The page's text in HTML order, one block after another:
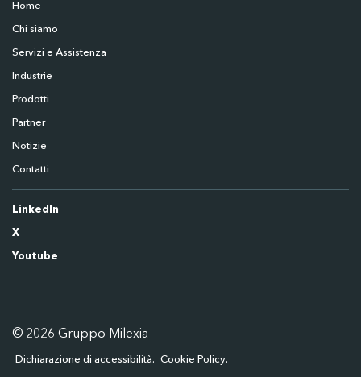
Home
Chi siamo
Servizi e Assistenza
Industrie
Prodotti
Partner
Notizie
Contatti
LinkedIn
X
Youtube
© 2026 Gruppo Milexia
Dichiarazione di accessibilità Cookie Policy